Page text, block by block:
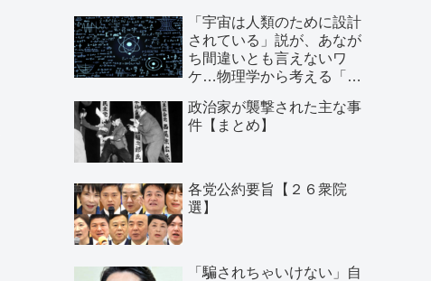
「宇宙は人類のために設計
されている」説が、あなが
ち間違いとも言えないワ
ケ…物理学から考える「こ
政治家が襲撃された主な事
件【まとめ】
各党公約要旨【２６衆院
選】
「騙されちゃいけない」自